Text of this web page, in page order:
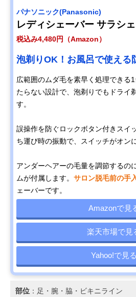
パナソニック(Panasonic)
レディシェーバー サラシ
税込み4,480円（Amazon）
泡剃りOK！お風呂で使える
広範囲のムダ毛を素早く処理できる
たらない設計で、泡剃りでもドライ
す。
誤操作を防ぐロックボタン付きスイ
ち運び時の振動で、スイッチがオン
アンダーヘアーの毛量を調節するの
ムが付属します。 サロン脱毛前の手
ェーバーです。
Amazonで見
楽天市場で見
Yahoo!で見る
部位 ：足・腕・脇・ビキニライン